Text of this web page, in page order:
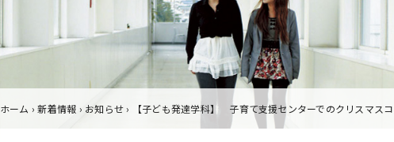
ホーム ›新着情報 › お知らせ› 【子ども発達学科】 子育て支援センターでのクリスマス